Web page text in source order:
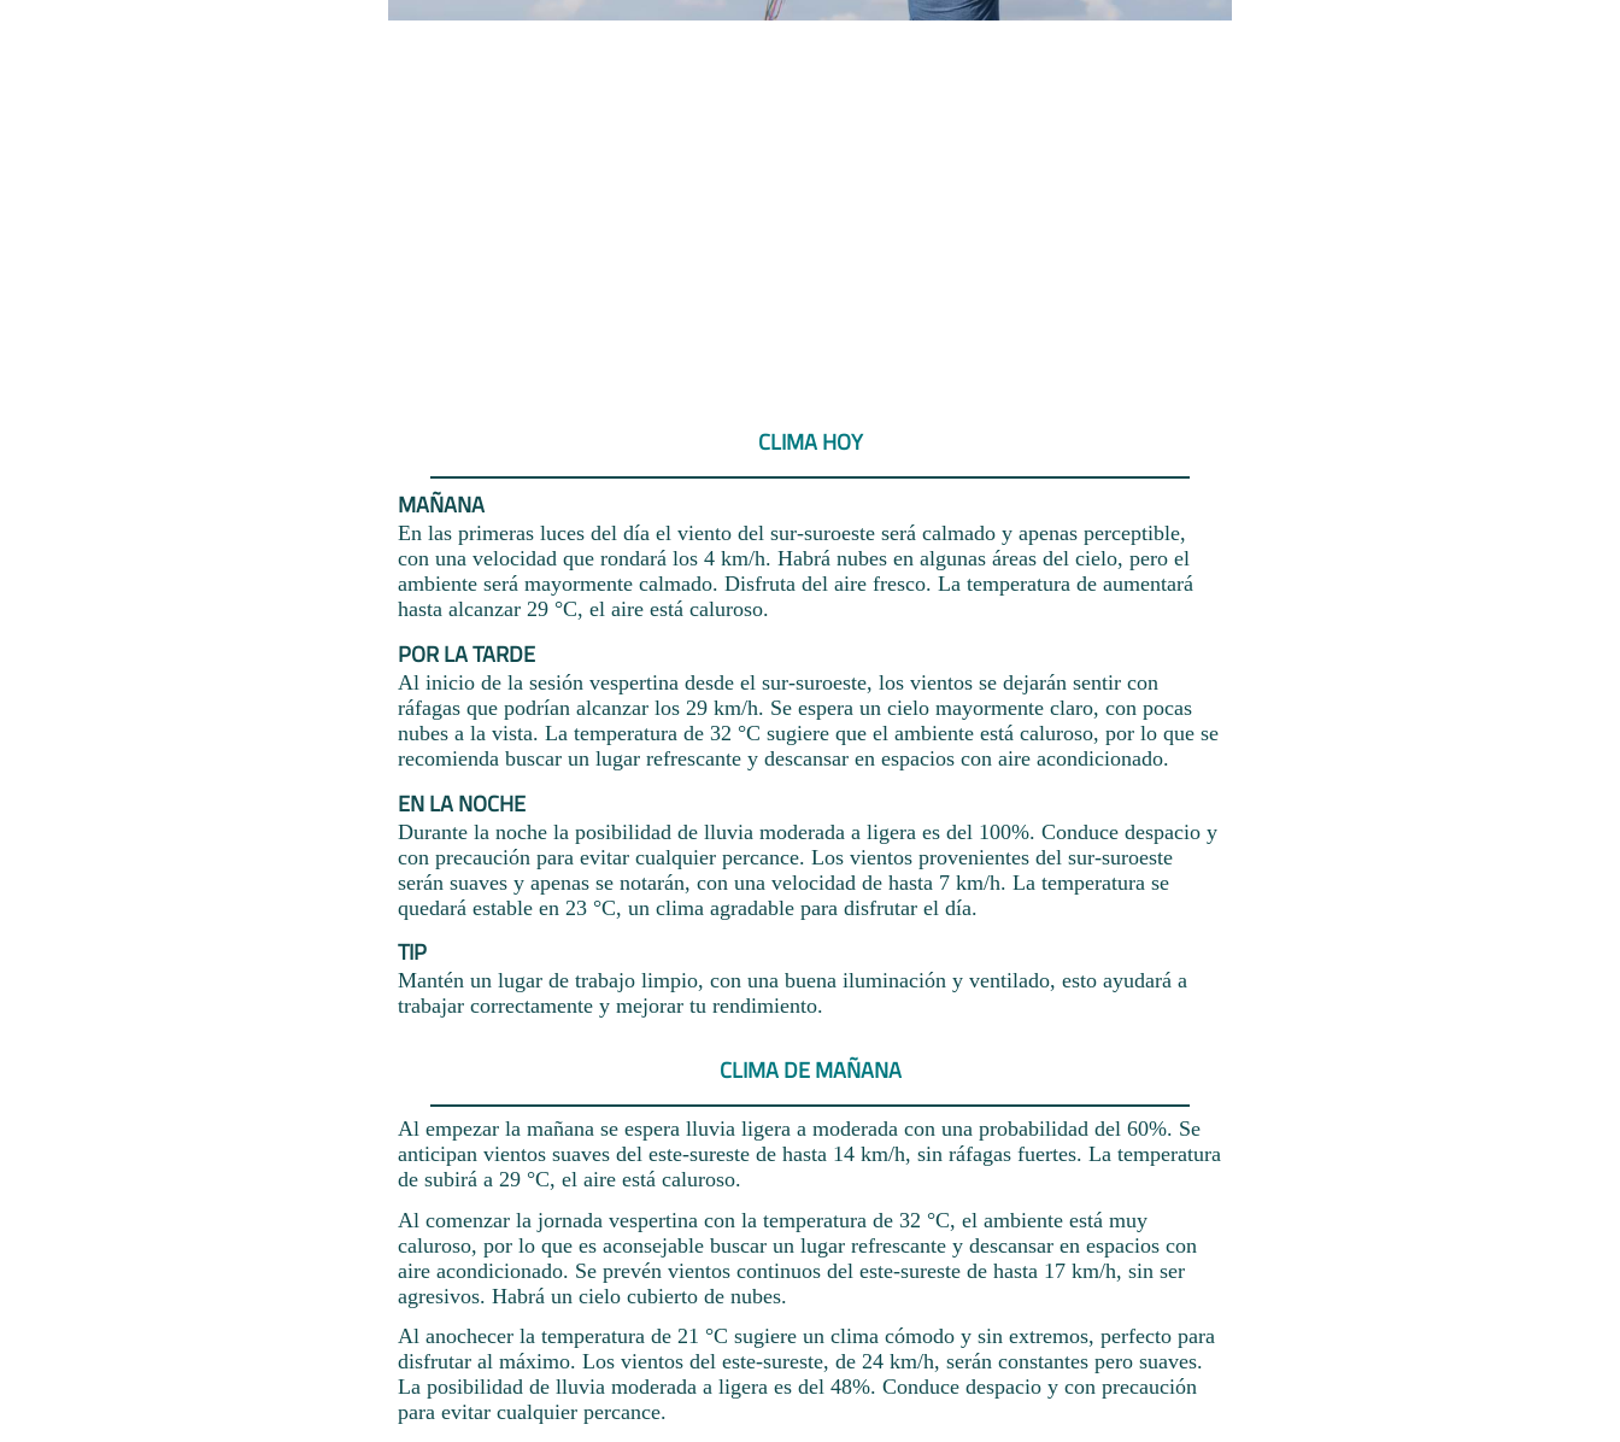
CLIMA HOY
MAÑANA
En las primeras luces del día el viento del sur-suroeste será calmado y apenas perceptible,
con una velocidad que rondará los 4 km/h. Habrá nubes en algunas áreas del cielo, pero el
ambiente será mayormente calmado. Disfruta del aire fresco. La temperatura de aumentará
hasta alcanzar 29 °C, el aire está caluroso.
POR LA TARDE
Al inicio de la sesión vespertina desde el sur-suroeste, los vientos se dejarán sentir con
ráfagas que podrían alcanzar los 29 km/h. Se espera un cielo mayormente claro, con pocas
nubes a la vista. La temperatura de 32 °C sugiere que el ambiente está caluroso, por lo que se
recomienda buscar un lugar refrescante y descansar en espacios con aire acondicionado.
EN LA NOCHE
Durante la noche la posibilidad de lluvia moderada a ligera es del 100%. Conduce despacio y
con precaución para evitar cualquier percance. Los vientos provenientes del sur-suroeste
serán suaves y apenas se notarán, con una velocidad de hasta 7 km/h. La temperatura se
quedará estable en 23 °C, un clima agradable para disfrutar el día.
TIP
Mantén un lugar de trabajo limpio, con una buena iluminación y ventilado, esto ayudará a
trabajar correctamente y mejorar tu rendimiento.
CLIMA DE MAÑANA
Al empezar la mañana se espera lluvia ligera a moderada con una probabilidad del 60%. Se
anticipan vientos suaves del este-sureste de hasta 14 km/h, sin ráfagas fuertes. La temperatura
de subirá a 29 °C, el aire está caluroso.
Al comenzar la jornada vespertina con la temperatura de 32 °C, el ambiente está muy
caluroso, por lo que es aconsejable buscar un lugar refrescante y descansar en espacios con
aire acondicionado. Se prevén vientos continuos del este-sureste de hasta 17 km/h, sin ser
agresivos. Habrá un cielo cubierto de nubes.
Al anochecer la temperatura de 21 °C sugiere un clima cómodo y sin extremos, perfecto para
disfrutar al máximo. Los vientos del este-sureste, de 24 km/h, serán constantes pero suaves.
La posibilidad de lluvia moderada a ligera es del 48%. Conduce despacio y con precaución
para evitar cualquier percance.